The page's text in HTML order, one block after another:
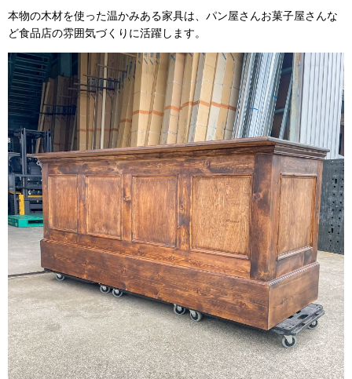
本物の木材を使った温かみある家具は、パン屋さんお菓子屋さんな
ど食品店の雰囲気づくりに活躍します。